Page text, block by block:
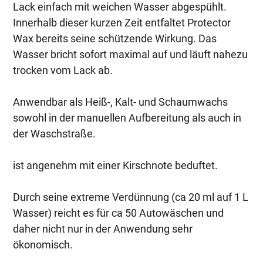
Lack einfach mit weichen Wasser abgespühlt.
Innerhalb dieser kurzen Zeit entfaltet Protector
Wax bereits seine schützende Wirkung. Das
Wasser bricht sofort maximal auf und läuft nahezu
trocken vom Lack ab.
Anwendbar als Heiß-, Kalt- und Schaumwachs
sowohl in der manuellen Aufbereitung als auch in
der Waschstraße.
ist angenehm mit einer Kirschnote beduftet.
Durch seine extreme Verdünnung (ca 20 ml auf 1 L
Wasser) reicht es für ca 50 Autowäschen und
daher nicht nur in der Anwendung sehr
ökonomisch.